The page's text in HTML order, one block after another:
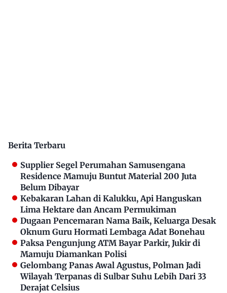
Berita Terbaru
Supplier Segel Perumahan Samusengana
Residence Mamuju Buntut Material 200 Juta
Belum Dibayar
Kebakaran Lahan di Kalukku, Api Hanguskan
Lima Hektare dan Ancam Permukiman
Dugaan Pencemaran Nama Baik, Keluarga Desak
Oknum Guru Hormati Lembaga Adat Bonehau
Paksa Pengunjung ATM Bayar Parkir, Jukir di
Mamuju Diamankan Polisi
Gelombang Panas Awal Agustus, Polman Jadi
Wilayah Terpanas di Sulbar Suhu Lebih Dari 33
Derajat Celsius